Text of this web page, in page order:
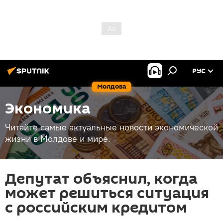
Молдова
РУС
Экономика
Читайте самые актуальные новости экономической
жизни в Молдове и мире.
Депутат объяснил, когда
может решиться ситуация
с российским кредитом